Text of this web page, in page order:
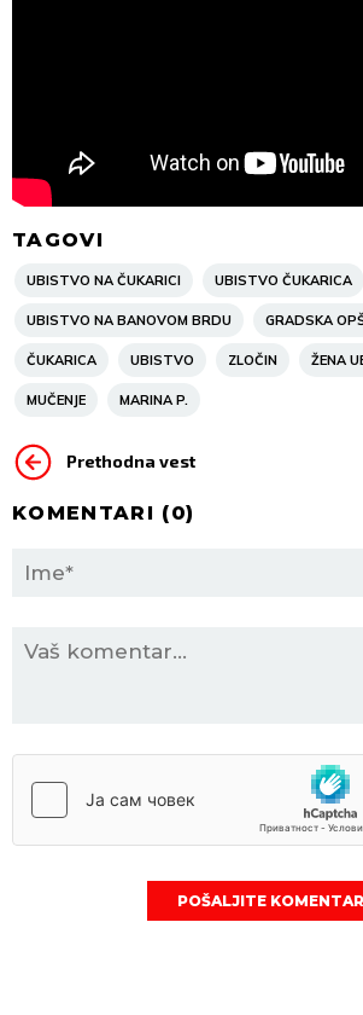
TAGOVI
UBISTVO NA ČUKARICI UBISTVO ČUKARICA
UBISTVO NA BANOVOM BRDU GRADSKA
ČUKARICA UBISTVO ZLOČIN ŽENA
MUČENJE MARINA P.
Prethodna vest
KOMENTARI (0)
POŠALJITE KOMENTAR